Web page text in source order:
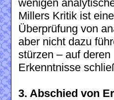
wenigen
Millers Kritik ist
Überprüfung von
aber nicht dazu
stürzen – auf
Erkenntnisse
3. Abschied von